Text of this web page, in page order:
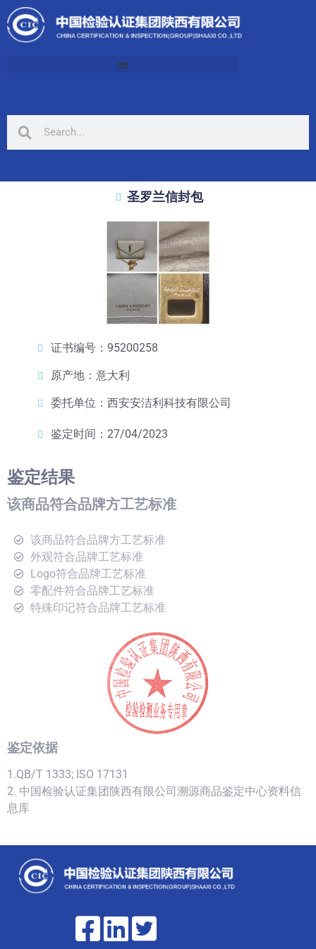
圣罗兰信封包
证书编号：95200258
原产地：意大利
委托单位：西安安洁利科技有限公司
鉴定时间：27/04/2023
鉴定结果
该商品符合品牌方工艺标准
该商品符合品牌方工艺标准
外观符合品牌工艺标准
Logo符合品牌工艺标准
零配件符合品牌工艺标准
特殊印记符合品牌工艺标准
鉴定依据
1.QB/T 1333; ISO 17131
2. 中国检验认证集团陕西有限公司溯源商品鉴定中心资料信
息库